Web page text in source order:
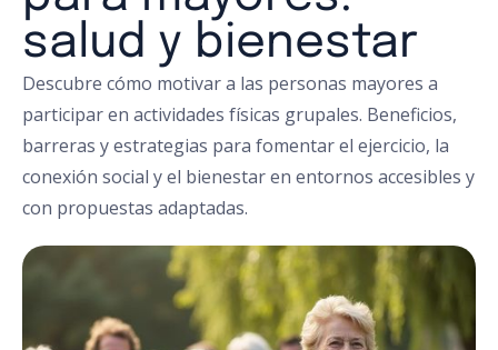
salud y bienestar
Descubre cómo motivar a las personas mayores a
participar en actividades físicas grupales. Beneficios,
barreras y estrategias para fomentar el ejercicio, la
conexión social y el bienestar en entornos accesibles y
con propuestas adaptadas.